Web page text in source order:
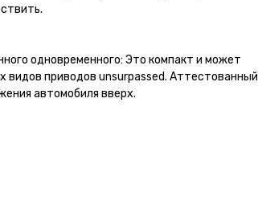
одновременного: Это компакт и может
видов приводов unsurpassed. Аттестованный
автомобиля вверх.